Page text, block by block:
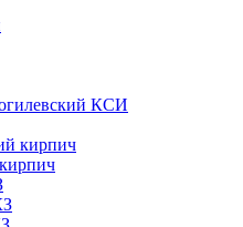
КСИ
кирпич